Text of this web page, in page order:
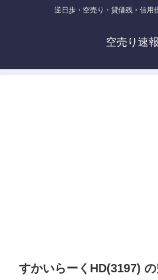
逆日歩・空売り・貸借残・信用
空売り速報
すかいらーくHD(3197)